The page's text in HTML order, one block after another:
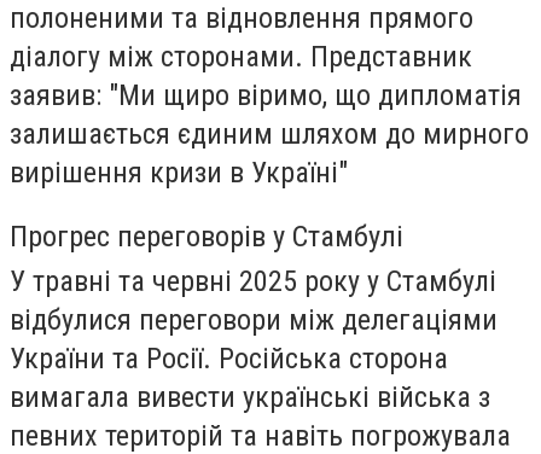
полоненими та відновлення прямого
діалогу між сторонами. Представник
заявив: "Ми щиро віримо, що дипломатія
залишається єдиним шляхом до мирного
вирішення кризи в Україні"
Прогрес переговорів у Стамбулі
У травні та червні 2025 року у Стамбулі
відбулися переговори між делегаціями
України та Росії. Російська сторона
вимагала вивести українські війська з
певних територій та навіть погрожувала